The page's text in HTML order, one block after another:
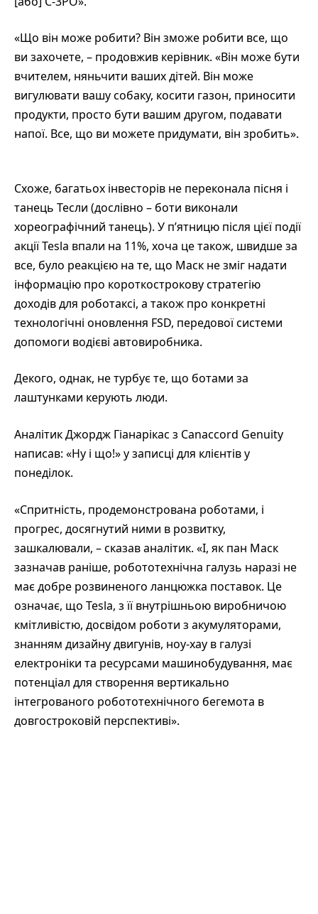
«Що він може робити? Він зможе робити все, що
ви захочете, – продовжив керівник. «Він може бути
вчителем, няньчити ваших дітей. Він може
вигулювати вашу собаку, косити газон, приносити
продукти, просто бути вашим другом, подавати
напої. Все, що ви можете придумати, він зробить».
Схоже, багатьох інвесторів не переконала пісня і
танець Тесли (дослівно – боти виконали
хореографічний танець). У п’ятницю після цієї події
акції Tesla впали на 11%, хоча це також, швидше за
все, було реакцією на те, що Маск не зміг надати
інформацію про короткострокову стратегію
доходів для роботаксі, а також про конкретні
технологічні оновлення FSD, передової системи
допомоги водієві автовиробника.
Декого, однак, не турбує те, що ботами за
лаштунками керують люди.
Аналітик Джордж Гіанарікас з Canaccord Genuity
написав: «Ну і що!» у записці для клієнтів у
понеділок.
«Спритність, продемонстрована роботами, і
прогрес, досягнутий ними в розвитку,
зашкалювали, – сказав аналітик. «І, як пан Маск
зазначав раніше, робототехнічна галузь наразі не
має добре розвиненого ланцюжка поставок. Це
означає, що Tesla, з її внутрішньою виробничою
кмітливістю, досвідом роботи з акумуляторами,
знанням дизайну двигунів, ноу-хау в галузі
електроніки та ресурсами машинобудування, має
потенціал для створення вертикально
інтегрованого робототехнічного бегемота в
довгостроковій перспективі».